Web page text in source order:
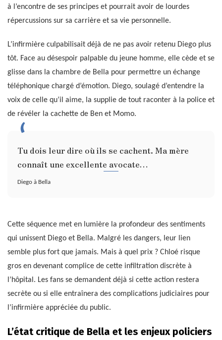
à l’encontre de ses principes et pourrait avoir de lourdes
répercussions sur sa carrière et sa vie personnelle.
L’infirmière culpabilisait déjà de ne pas avoir retenu Diego plus
tôt. Face au désespoir palpable du jeune homme, elle cède et se
glisse dans la chambre de Bella pour permettre un échange
téléphonique chargé d’émotion. Diego, soulagé d’entendre la
voix de celle qu’il aime, la supplie de tout raconter à la police et
de révéler la cachette de Ben et Momo.
Tu dois leur dire où ils se cachent. Ma mère
connaît une excellente avocate…
Diego à Bella
Cette séquence met en lumière la profondeur des sentiments
qui unissent Diego et Bella. Malgré les dangers, leur lien
semble plus fort que jamais. Mais à quel prix ? Chloé risque
gros en devenant complice de cette infiltration discrète à
l’hôpital. Les fans se demandent déjà si cette action restera
secrète ou si elle entraînera des complications judiciaires pour
l’infirmière appréciée du public.
L’état critique de Bella et les enjeux policiers